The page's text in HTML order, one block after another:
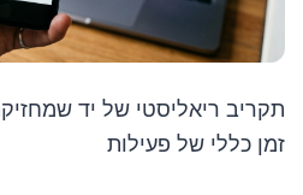
תקריב ריאליסטי של יד
זמן כללי של פעילות